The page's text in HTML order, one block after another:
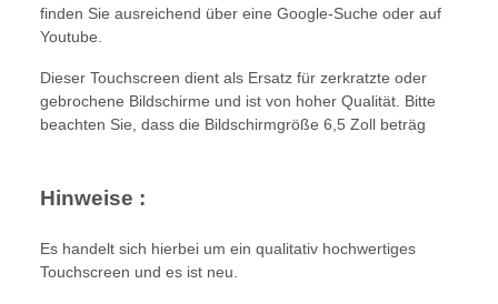
finden Sie ausreichend über eine Google-Suche oder auf
Youtube.
Dieser Touchscreen dient als Ersatz für zerkratzte oder
gebrochene Bildschirme und ist von hoher Qualität. Bitte
beachten Sie, dass die Bildschirmgröße 6,5 Zoll beträg
Hinweise :
Es handelt sich hierbei um ein qualitativ hochwertiges
Touchscreen und es ist neu.